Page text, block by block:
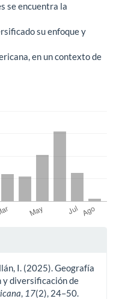
se encuentra la
su enfoque y
en un contexto de
I. (2025). Geografía
diversificación de
, 17(2), 24–50.